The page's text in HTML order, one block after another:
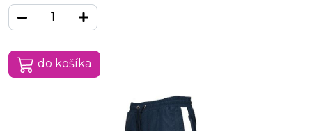
do košíka